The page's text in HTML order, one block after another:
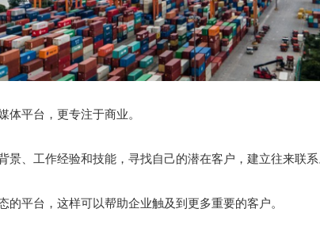
平台，更专注于商业。
、工作经验和技能，寻找自己的潜在客户，建立往来联系
平台，这样可以帮助企业触及到更多重要的客户。